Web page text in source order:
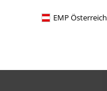
EMP Österreich